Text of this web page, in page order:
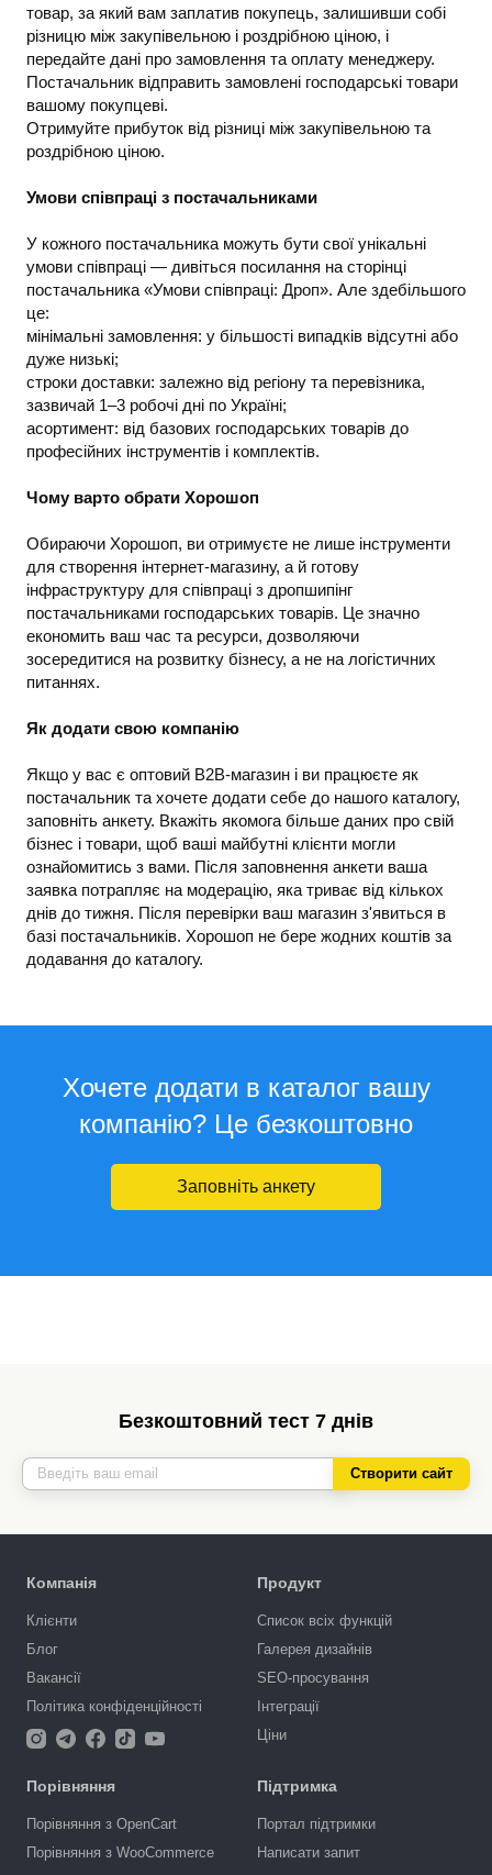
товар, за який вам заплатив покупець, залишивши собі
різницю між закупівельною і роздрібною ціною, і
передайте дані про замовлення та оплату менеджеру.
Постачальник відправить замовлені господарські товари
вашому покупцеві.
Отримуйте прибуток від різниці між закупівельною та
роздрібною ціною.
Умови співпраці з постачальниками
У кожного постачальника можуть бути свої унікальні
умови співпраці — дивіться посилання на сторінці
постачальника «Умови співпраці: Дроп». Але здебільшого
це:
мінімальні замовлення: у більшості випадків відсутні або
дуже низькі;
строки доставки: залежно від регіону та перевізника,
зазвичай 1–3 робочі дні по Україні;
асортимент: від базових господарських товарів до
професійних інструментів і комплектів.
Чому варто обрати Хорошоп
Обираючи Хорошоп, ви отримуєте не лише інструменти
для створення інтернет-магазину, а й готову
інфраструктуру для співпраці з дропшипінг
постачальниками господарських товарів. Це значно
економить ваш час та ресурси, дозволяючи
зосередитися на розвитку бізнесу, а не на логістичних
питаннях.
Як додати свою компанію
Якщо у вас є оптовий B2B-магазин і ви працюєте як
постачальник та хочете додати себе до нашого каталогу,
заповніть анкету. Вкажіть якомога більше даних про свій
бізнес і товари, щоб ваші майбутні клієнти могли
ознайомитись з вами. Після заповнення анкети ваша
заявка потрапляє на модерацію, яка триває від кількох
днів до тижня. Після перевірки ваш магазин з'явиться в
базі постачальників. Хорошоп не бере жодних коштів за
додавання до каталогу.
Хочете додати в каталог вашу
компанію? Це безкоштовно
Заповніть анкету
Безкоштовний тест 7 днів
Створити сайт
Компанія
Клієнти
Блог
Вакансії
Політика конфіденційності
Продукт
Список всіх функцій
Галерея дизайнів
SEO-просування
Інтеграції
Ціни
Порівняння
Порівняння з OpenCart
Порівняння з WooCommerce
Підтримка
Портал підтримки
Написати запит